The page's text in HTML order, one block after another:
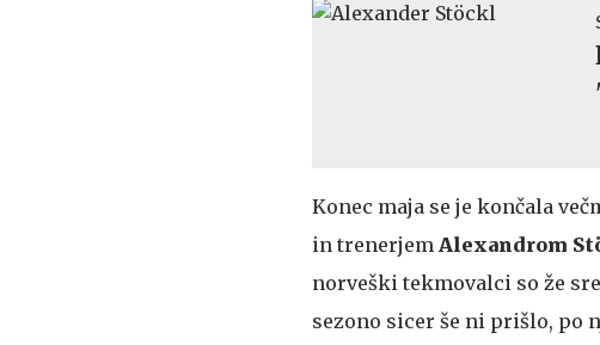
Konec maja se je končala
in trenerjem Alexandrom
norveški tekmovalci so že
sezono sicer še ni prišlo, po